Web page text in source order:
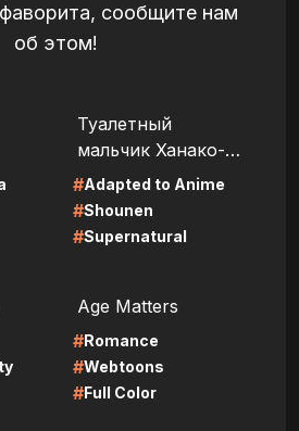
сообщите нам
об этом!
Туалетный
мальчик Ханако-
кун
#Adapted to Anime
#Shounen
#Supernatural
Age Matters
#Romance
#Webtoons
#Full Color